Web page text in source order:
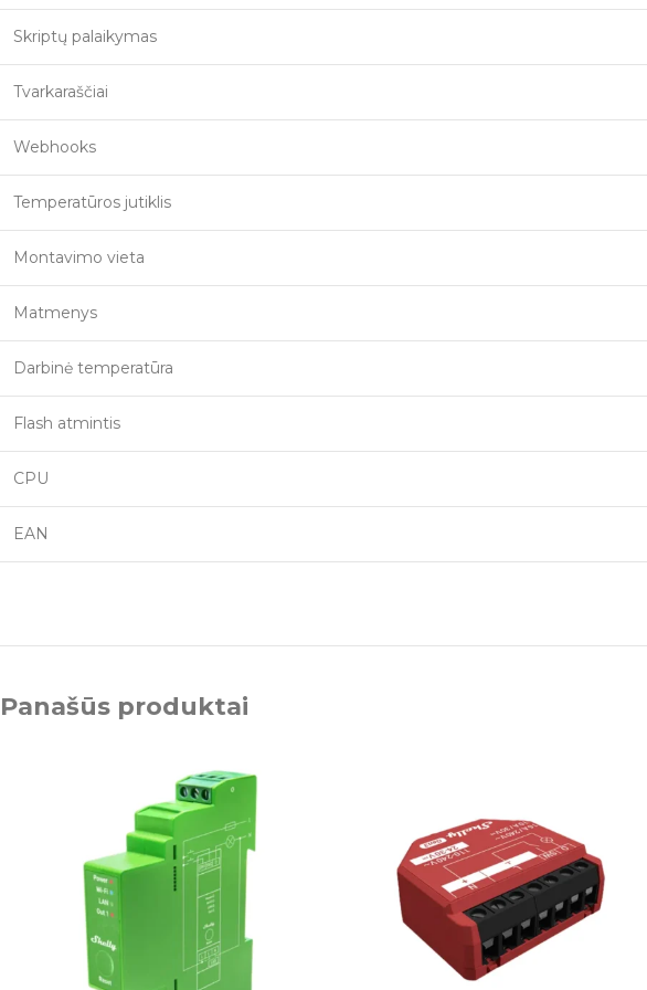
Skriptų palaikymas
Tvarkaraščiai
Webhooks
Temperatūros jutiklis
Montavimo vieta
Matmenys
Darbinė temperatūra
Flash atmintis
CPU
EAN
Panašūs produktai